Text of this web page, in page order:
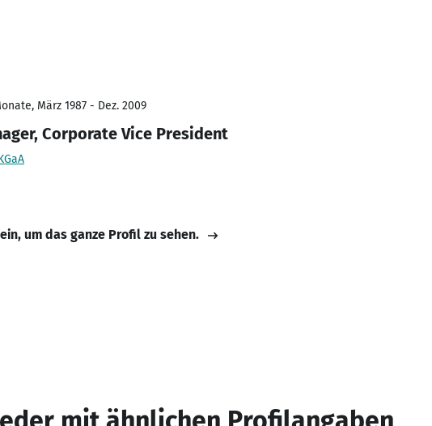
März 1987 - Dez. 2009
Corporate Vice President
um das ganze Profil zu sehen.